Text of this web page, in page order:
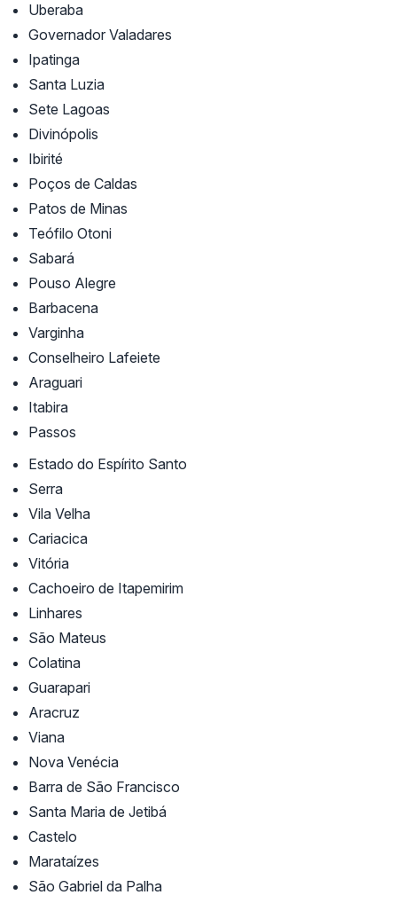
Uberaba
Governador Valadares
Ipatinga
Santa Luzia
Sete Lagoas
Divinópolis
Ibirité
Poços de Caldas
Patos de Minas
Teófilo Otoni
Sabará
Pouso Alegre
Barbacena
Varginha
Conselheiro Lafeiete
Araguari
Itabira
Passos
Estado do Espírito Santo
Serra
Vila Velha
Cariacica
Vitória
Cachoeiro de Itapemirim
Linhares
São Mateus
Colatina
Guarapari
Aracruz
Viana
Nova Venécia
Barra de São Francisco
Santa Maria de Jetibá
Castelo
Marataízes
São Gabriel da Palha